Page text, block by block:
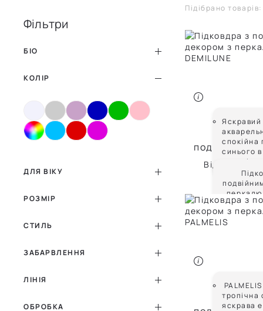
Підібрано товарів:
Яскравий
спокійна
синього
декорі
подвійним
перкалю
перкалю
Від
тропічна
яскрава
Фільтри
БІО
КОЛІР
ДЛЯ ВІКУ
РОЗМІР
СТИЛЬ
ЗАБАРВЛЕННЯ
ЛІНІЯ
ОБРОБКА